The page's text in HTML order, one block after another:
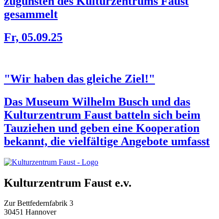
gesammelt
Fr, 05.09.25
"Wir haben das gleiche Ziel!"
Das Museum Wilhelm Busch und das
Kulturzentrum Faust batteln sich beim
Tauziehen und geben eine Kooperation
bekannt, die vielfältige Angebote umfasst
Kulturzentrum Faust e.v.
Zur Bettfedernfabrik 3
30451 Hannover